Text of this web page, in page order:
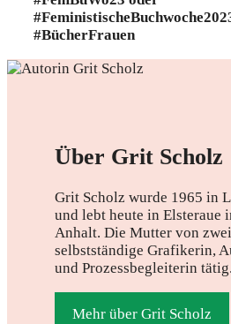
#BücherFrauen
Über Grit Scholz
Grit Scholz wurde 1965 in
und lebt heute in Elsteraue
Anhalt. Die Mutter von
selbstständige Grafikerin,
und Prozessbegleiterin tätig.
Mehr über Grit Scholz